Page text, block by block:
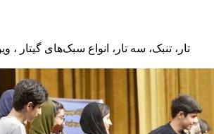
تار، تنبک، سه تار، انواع سبک‌های گیتار ،